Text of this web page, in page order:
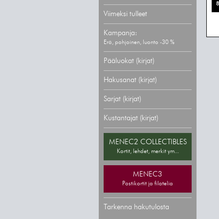
Viimeksi tulleet
Kampanja:
Erä, pohjoinen, luonto -30 %
Pääluokat (kirjat)
Hakusanat (kirjat)
Sarjat (kirjat)
Kustantajat (kirjat)
MENEC2 COLLECTIBLES
Kortit, lehdet, merkit ym...
MENEC3
Postikortit ja filatelia
Tarkenna hakutulosta